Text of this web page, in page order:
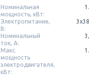
Номинальная
мощность, кВт:
Электропитание,
В:
Номинальный
ток, А:
Макс.
мощность
электродвигателя,
кВт: